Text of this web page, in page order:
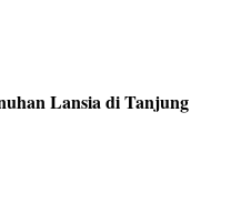
Lansia di Tanjung